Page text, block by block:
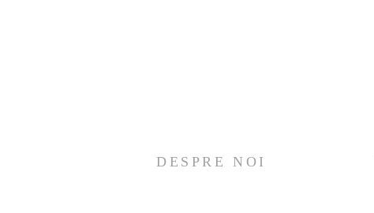
DESPRE NOI